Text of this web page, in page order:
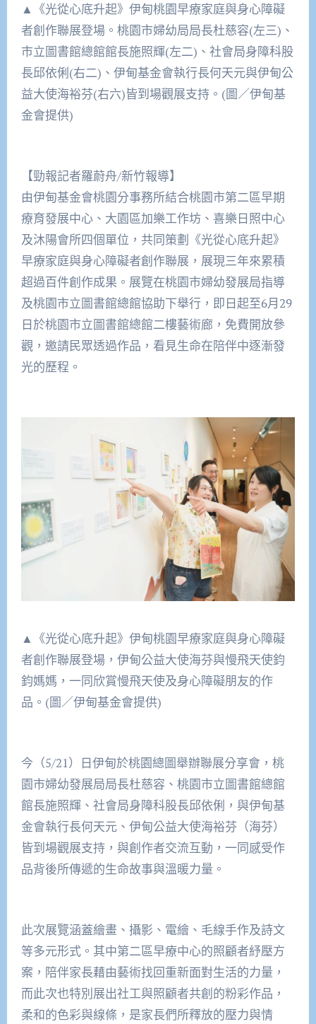
▲《光從心底升起》伊甸桃園早療家庭與身心障礙
者創作聯展登場。桃園市婦幼局局長杜慈容(左三)、
市立圖書館總館館長施照輝(左二)、社會局身障科股
長邱依俐(右二)、伊甸基金會執行長何天元與伊甸公
益大使海裕芬(右六)皆到場觀展支持。(圖／伊甸基
金會提供)
【勁報記者羅蔚舟/新竹報導】
由伊甸基金會桃園分事務所結合桃園市第二區早期
療育發展中心、大園區加樂工作坊、喜樂日照中心
及沐陽會所四個單位，共同策劃《光從心底升起》
早療家庭與身心障礙者創作聯展，展現三年來累積
超過百件創作成果。展覽在桃園市婦幼發展局指導
及桃園市立圖書館總館協助下舉行，即日起至6月29
日於桃園市立圖書館總館二樓藝術廊，免費開放參
觀，邀請民眾透過作品，看見生命在陪伴中逐漸發
光的歷程。
▲《光從心底升起》伊甸桃園早療家庭與身心障礙
者創作聯展登場，伊甸公益大使海芬與慢飛天使鈞
鈞媽媽，一同欣賞慢飛天使及身心障礙朋友的作
品。(圖／伊甸基金會提供)
今（5/21）日伊甸於桃園總圖舉辦聯展分享會，桃
園市婦幼發展局局長杜慈容、桃園市立圖書館總館
館長施照輝、社會局身障科股長邱依俐，與伊甸基
金會執行長何天元、伊甸公益大使海裕芬（海芬）
皆到場觀展支持，與創作者交流互動，一同感受作
品背後所傳遞的生命故事與溫暖力量。
此次展覽涵蓋繪畫、攝影、電繪、毛線手作及詩文
等多元形式。其中第二區早療中心的照顧者紓壓方
案，陪伴家長藉由藝術找回重新面對生活的力量，
而此次也特別展出社工與照顧者共創的粉彩作品，
柔和的色彩與線條，是家長們所釋放的壓力與情